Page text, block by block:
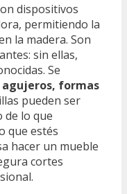
dispositivos
permitiendo la
la madera. Son
sin ellas,
Se
agujeros, formas
pueden ser
de lo que
que estés
hacer un mueble
cortes